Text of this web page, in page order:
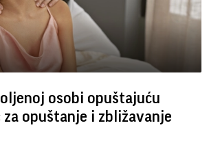
osobi opuštajuću
za opuštanje i zbližavanje